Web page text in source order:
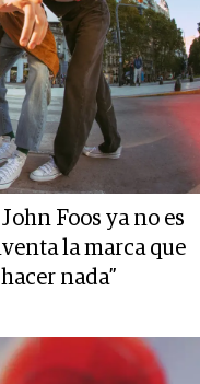
Foos ya no es
la marca que
nada”